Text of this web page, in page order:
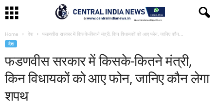
Home देश फडणवीस सरकार में किसके-कितने मंत्री, किन विधायकों को आए फोन, जानिए कौन...
देश
फडणवीस सरकार में किसके-कितने मंत्री,
किन विधायकों को आए फोन, जानिए कौन लेगा
शपथ